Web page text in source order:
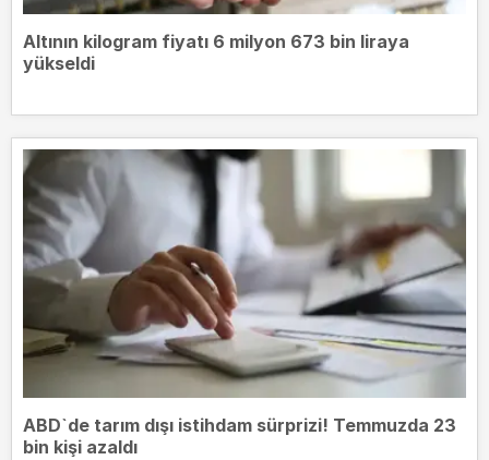
Altının kilogram fiyatı 6 milyon 673 bin liraya
yükseldi
ABD`de tarım dışı istihdam sürprizi! Temmuzda 23
bin kişi azaldı